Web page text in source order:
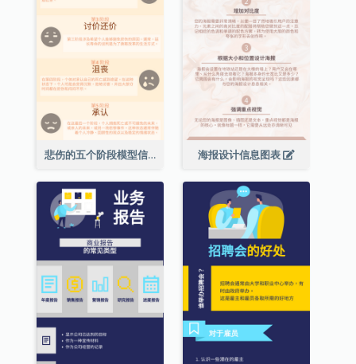
悲伤的五个阶段模型信息图表 海报设计信息图表